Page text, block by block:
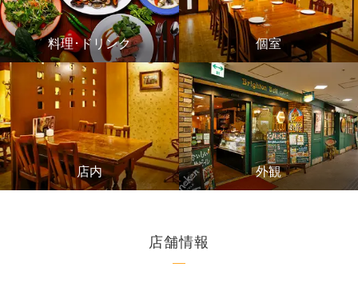
料理･ドリンク 個室
店内 外観
店舗情報